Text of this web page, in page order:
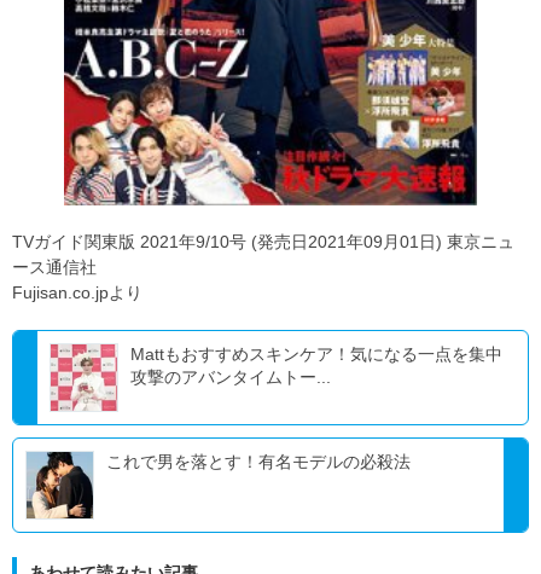
TVガイド関東版 2021年9/10号 (発売日2021年09月01日) 東京ニュ
ース通信社
Fujisan.co.jpより
Mattもおすすめスキンケア！気になる一点を集中
攻撃のアバンタイムトー...
これで男を落とす！有名モデルの必殺法